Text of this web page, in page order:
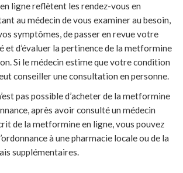
ligne reflètent les rendez-vous en
au médecin de vous examiner au besoin,
symptômes, de passer en revue votre
et d’évaluer la pertinence de la metformine
Si le médecin estime que votre condition
conseiller une consultation en personne.
pas possible d’acheter de la metformine
après avoir consulté un médecin
de la metformine en ligne, vous pouvez
à une pharmacie locale ou de la
supplémentaires.